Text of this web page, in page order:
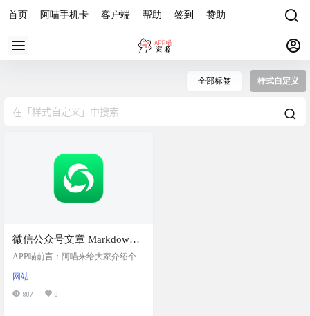
首页 阿喵手机卡 客户端 帮助 签到 赞助
全部标签 样式自定义
微信公众号文章 Markdown
编辑器：在线编辑微信公众
Markdown 语法创建美观大
方的微信公众号图文
APP喵前言：阿喵来给大家介绍个超
arkdown 编辑器。要是你经常要给微
信公众号写文章，那这个工具可真
网站
807 0